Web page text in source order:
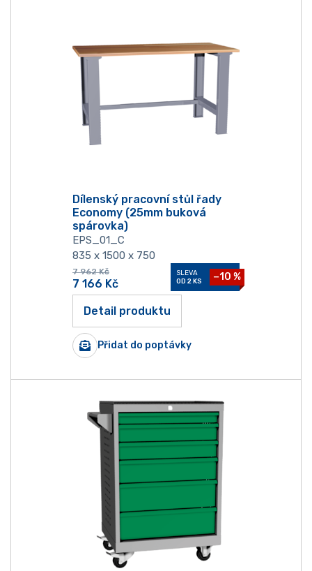
Dílenský pracovní stůl řady
Economy (25mm buková
spárovka)
EPS_01_C
835 x 1500 x 750
7 962 Kč
7 166 Kč
SLEVA
OD 2 KS
−10 %
Detail produktu
Přidat do poptávky